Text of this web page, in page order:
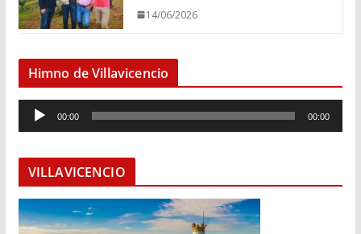
14/06/2026
Himno de Villavicencio
e
o
d
u
00:00 00:00
VILLAVICENCIO